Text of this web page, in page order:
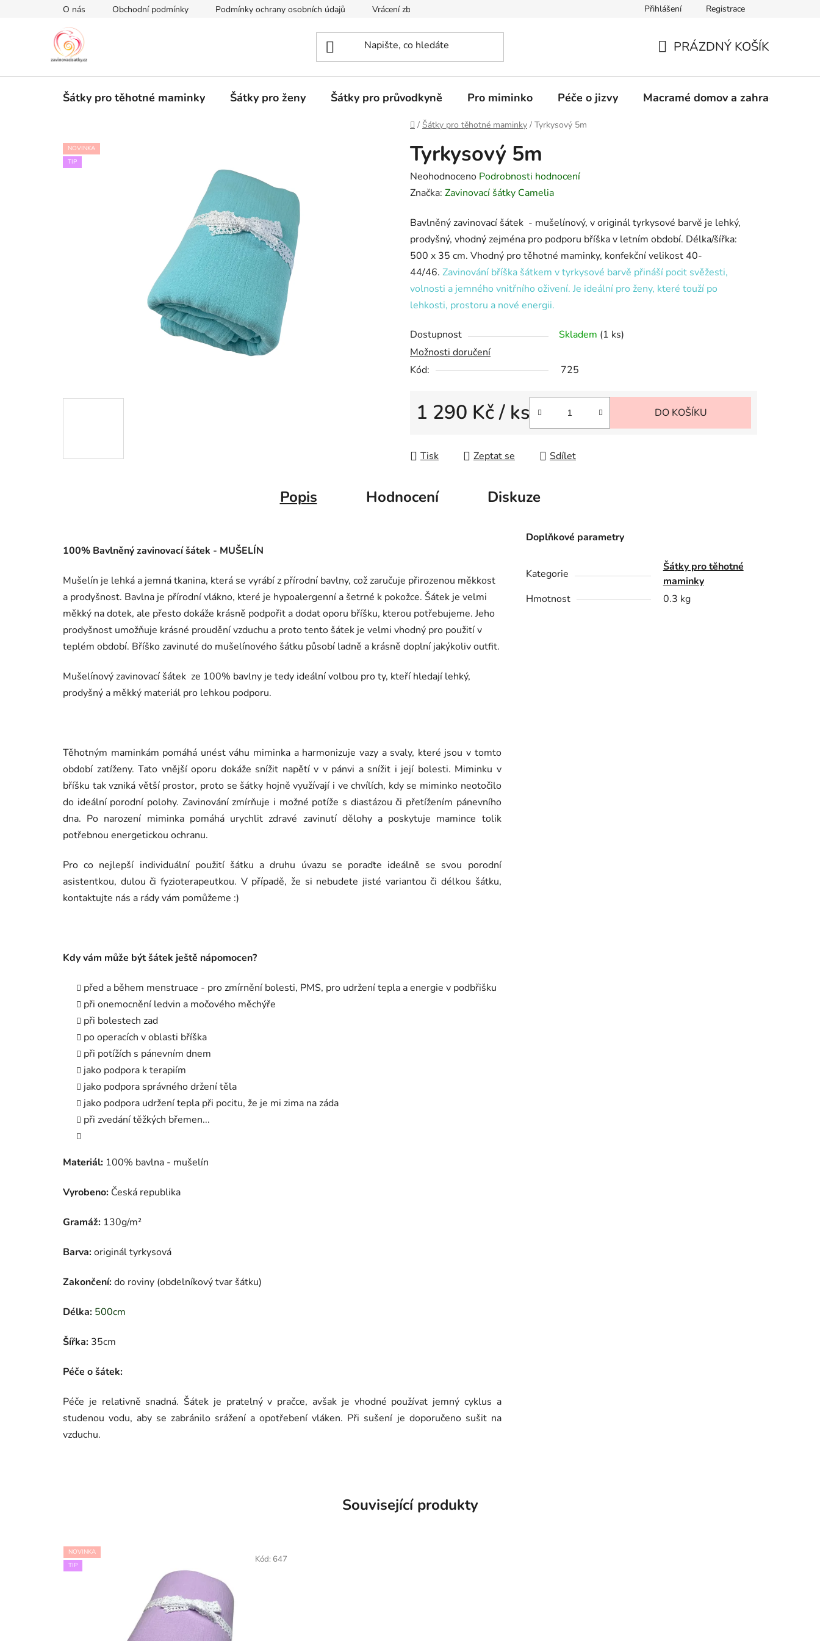
O nás Obchodní podmínky Podmínky ochrany osobních údajů Vrácení zboží Přihlášení Registrace
KOŠÍK
PRÁZDNÝ KOŠÍK
Šátky pro těhotné maminky Šátky pro ženy Šátky pro průvodkyně Pro miminko Péče o jizvy Macramé domov a zahrada
Domů
/ Šátky pro těhotné maminky / Tyrkysový 5m
Tyrkysový 5m
Průměrné
hodnocení
je
0,0
z
5
hvězdiček.
Neohodnoceno Podrobnosti hodnocení
Značka: Zavinovací šátky Camelia
Bavlněný zavinovací šátek - mušelínový, v originál tyrkysové barvě je lehký,
prodyšný, vhodný zejména pro podporu bříška v letním období. Délka/šířka:
500 x 35 cm. Vhodný pro těhotné maminky, konfekční velikost 40-
44/46. Zavinování bříška šátkem v tyrkysové barvě přináší pocit svěžesti,
volnosti a jemného vnitřního oživení. Je ideální pro ženy, které touží po
lehkosti, prostoru a nové energii.
Dostupnost Skladem (1 ks)
Možnosti doručení
Kód:
725
1 290 Kč/ ks DO KOŠÍKU
Tisk Zeptat se Sdílet
NOVINKA
TIP
Popis Hodnocení Diskuze
100% Bavlněný zavinovací šátek - MUŠELÍN
Mušelín je lehká a jemná tkanina, která se vyrábí z přírodní bavlny, což zaručuje přirozenou měkkost
a prodyšnost. Bavlna je přírodní vlákno, které je hypoalergenní a šetrné k pokožce. Šátek je velmi
měkký na dotek, ale přesto dokáže krásně podpořit a dodat oporu bříšku, kterou potřebujeme. Jeho
prodyšnost umožňuje krásné proudění vzduchu a proto tento šátek je velmi vhodný pro použití v
teplém období. Bříško zavinuté do mušelínového šátku působí ladně a krásně doplní jakýkoliv outfit.
Mušelínový zavinovací šátek ze 100% bavlny je tedy ideální volbou pro ty, kteří hledají lehký,
prodyšný a měkký materiál pro lehkou podporu.
Těhotným maminkám pomáhá unést váhu miminka a harmonizuje vazy a svaly, které jsou v tomto
období zatíženy. Tato vnější oporu dokáže snížit napětí v v pánvi a snížit i její bolesti. Miminku v
bříšku tak vzniká větší prostor, proto se šátky hojně využívají i ve chvílích, kdy se miminko neotočilo
do ideální porodní polohy. Zavinování zmírňuje i možné potíže s diastázou či přetížením pánevního
dna. Po narození miminka pomáhá urychlit zdravé zavinutí dělohy a poskytuje mamince tolik
potřebnou energetickou ochranu.
Pro co nejlepší individuální použití šátku a druhu úvazu se poraďte ideálně se svou porodní
asistentkou, dulou či fyzioterapeutkou. V případě, že si nebudete jisté variantou či délkou šátku,
kontaktujte nás a rády vám pomůžeme :)
Kdy vám může být šátek ještě nápomocen?
před a během menstruace - pro zmírnění bolesti, PMS, pro udržení tepla a energie v podbřišku
při onemocnění ledvin a močového měchýře
při bolestech zad
po operacích v oblasti bříška
při potížích s pánevním dnem
jako podpora k terapiím
jako podpora správného držení těla
jako podpora udržení tepla při pocitu, že je mi zima na záda
při zvedání těžkých břemen...
Materiál: 100% bavlna - mušelín
Vyrobeno: Česká republika
Gramáž: 130g/m²
Barva:originál tyrkysová
Zakončení:do roviny (obdelníkový tvar šátku)
Délka: 500cm
Šířka: 35cm
Péče o šátek:
Péče je relativně snadná. Šátek je pratelný v pračce, avšak je vhodné používat jemný cyklus a
studenou vodu, aby se zabránilo srážení a opotřebení vláken. Při sušení je doporučeno sušit na
vzduchu.
Doplňkové parametry
Kategorie
Šátky pro těhotné
maminky
Hmotnost
0.3 kg
Související produkty
NOVINKA
TIP
Kód: 647